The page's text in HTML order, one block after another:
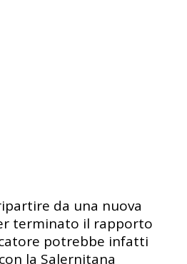
da una nuova
terminato il rapporto
potrebbe infatti
la Salernitana